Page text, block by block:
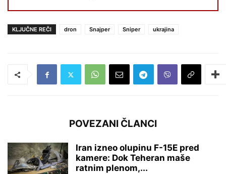
KLJUČNE REČI dron Snajper Sniper ukrajina
POVEZANI ČLANCI
Iran izneo olupinu F-15E pred
kamere: Dok Teheran maše
ratnim plenom,...